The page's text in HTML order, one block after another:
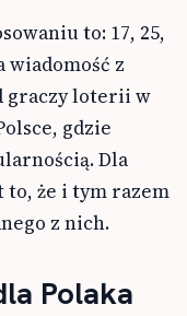
to: 17, 25,
wiadomość z
graczy loterii w
gdzie
Dla
to, że i tym razem
z nich.
Polaka